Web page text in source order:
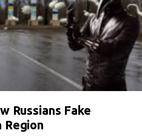
Russians Fake
Region